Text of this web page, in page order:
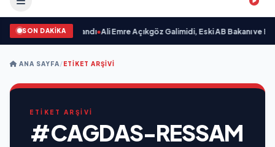
SON DAKİKA
Sevgilim “ yayımlandı•Ali Emre Açıkgöz Galimidi, Eski AB Bakanı ve
ANA SAYFA/ETIKET ARŞIVI
ETİKET ARŞİVİ
#CAGDAS-RESSAM